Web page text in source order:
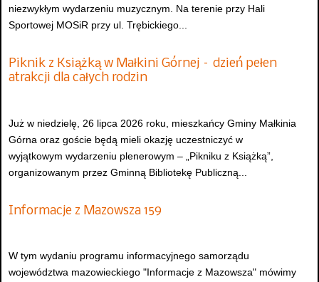
niezwykłym wydarzeniu muzycznym. Na terenie przy Hali
Sportowej MOSiR przy ul. Trębickiego...
Piknik z Książką w Małkini Górnej – dzień pełen
atrakcji dla całych rodzin
Już w niedzielę, 26 lipca 2026 roku, mieszkańcy Gminy Małkinia
Górna oraz goście będą mieli okazję uczestniczyć w
wyjątkowym wydarzeniu plenerowym – „Pikniku z Książką”,
organizowanym przez Gminną Bibliotekę Publiczną...
Informacje z Mazowsza 159
W tym wydaniu programu informacyjnego samorządu
województwa mazowieckiego "Informacje z Mazowsza" mówimy